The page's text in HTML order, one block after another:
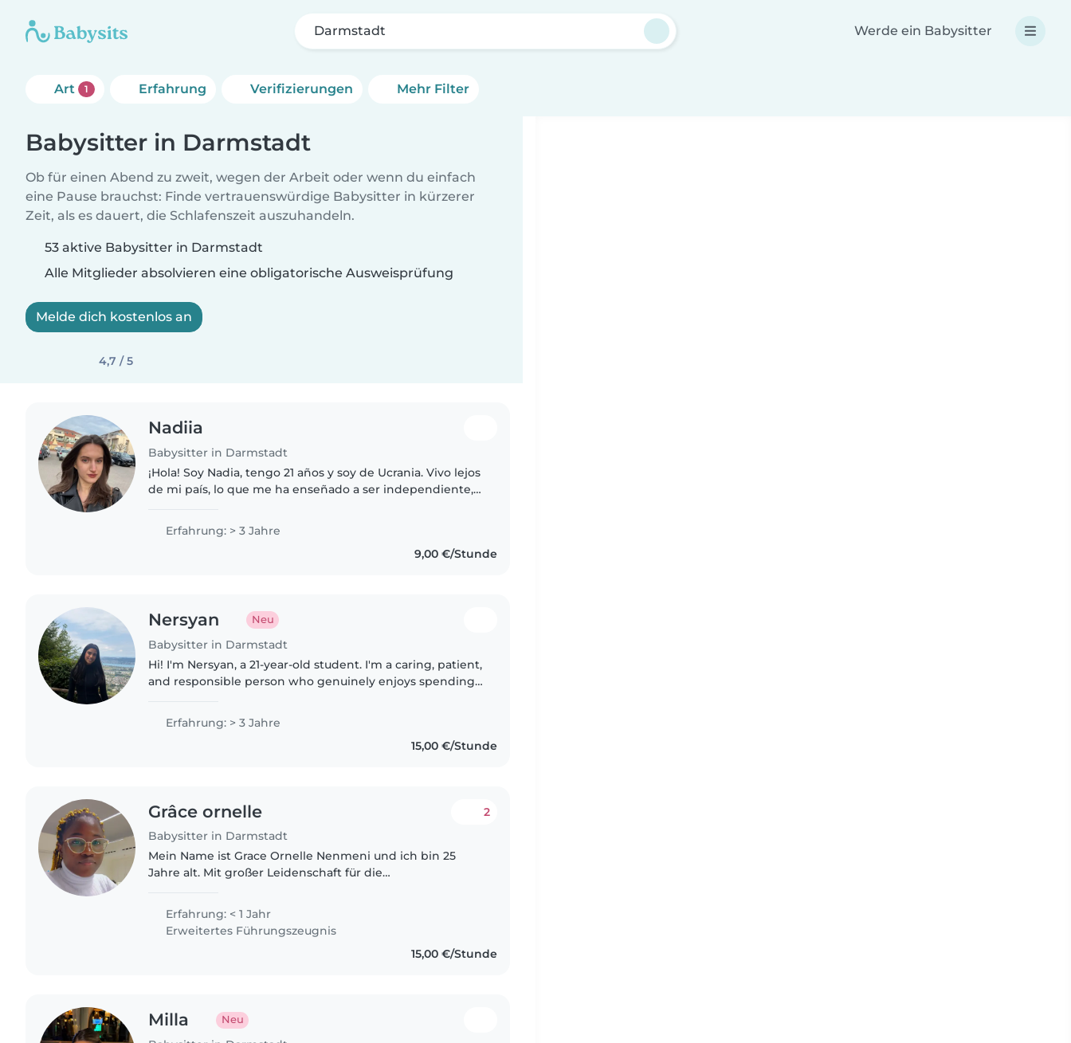
Darmstadt Werde ein Babysitter
Art 1 Erfahrung Verifizierungen Mehr Filter
Babysitter in Darmstadt
Ob für einen Abend zu zweit, wegen der Arbeit oder wenn du einfach
eine Pause brauchst: Finde vertrauenswürdige Babysitter in kürzerer
Zeit, als es dauert, die Schlafenszeit auszuhandeln.
53 aktive Babysitter in Darmstadt
Alle Mitglieder absolvieren eine obligatorische Ausweisprüfung
Melde dich kostenlos an
4,7 / 5
Nadiia
Babysitter in Darmstadt
¡Hola! Soy Nadia, tengo 21 años y soy de Ucrania. Vivo lejos
de mi país, lo que me ha enseñado a ser independiente,
amable, alegre..
Erfahrung: > 3 Jahre
9,00 €/Stunde
Nersyan Neu
Babysitter in Darmstadt
Hi! I'm Nersyan, a 21-year-old student. I'm a caring, patient,
and responsible person who genuinely enjoys spending
Erfahrung: > 3 Jahre
15,00 €/Stunde
Grâce ornelle
Babysitter in Darmstadt
2
Mein Name ist Grace Ornelle Nenmeni und ich bin 25
Jahre alt. Mit großer Leidenschaft für die
gesammelt, indem ich Kinder im Alter von..
Erfahrung: < 1 Jahr
Erweitertes Führungszeugnis
15,00 €/Stunde
Milla Neu